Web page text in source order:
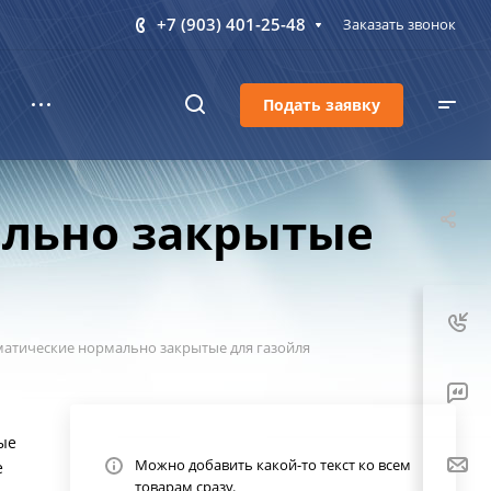
+7 (903) 401-25-48 Заказать звонок
Подать заявку
закрытые
нормально закрытые для газойля
Можно добавить какой-то текст ко всем
товарам сразу.